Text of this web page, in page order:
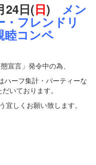
24日(日) メン
・フレンドリ
睦コンペ
宣言」発令中の為、
ーフ集計・パーティーな
いております。
しくお願い致します。